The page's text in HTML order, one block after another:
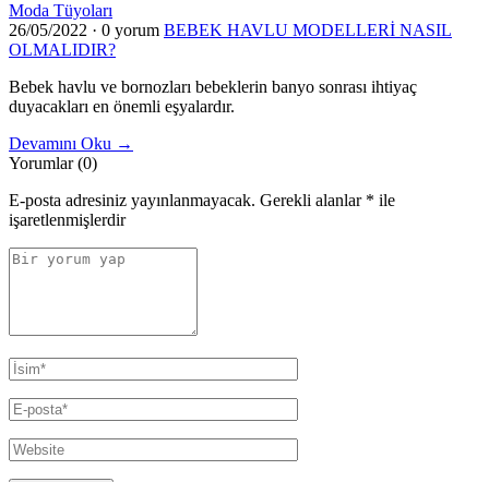
Moda Tüyoları
26/05/2022 · 0 yorum BEBEK HAVLU MODELLERİ NASIL
OLMALIDIR?
Bebek havlu ve bornozları bebeklerin banyo sonrası ihtiyaç
duyacakları en önemli eşyalardır.
Devamını Oku →
Yorumlar (0)
E-posta adresiniz yayınlanmayacak. Gerekli alanlar * ile
işaretlenmişlerdir